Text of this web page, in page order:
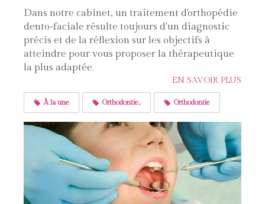
Dans notre cabinet, un traitement d'orthopédie
dento-faciale résulte toujours d'un diagnostic
précis et de la réflexion sur les objectifs à
atteindre pour vous proposer la thérapeutique
la plus adaptée.
EN SAVOIR PLUS
À la une Orthodontie.. Orthodontie